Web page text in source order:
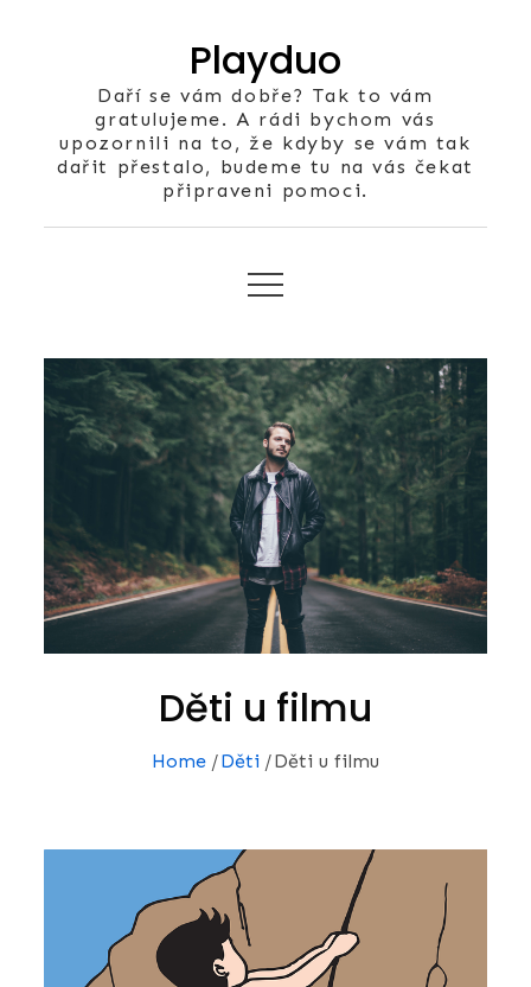
Playduo
Daří se vám dobře? Tak to vám
gratulujeme. A rádi bychom vás
upozornili na to, že kdyby se vám tak
dařit přestalo, budeme tu na vás čekat
připraveni pomoci.
Děti u filmu
Home Děti Děti u filmu